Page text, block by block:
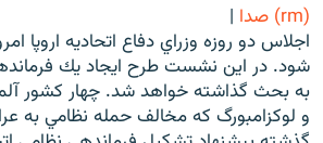
فرکانس‌ها
گزارش‌های تصویری
گزارش‌های ویدئویی
زنان فردا
English
(rm) صدا
|
اجلاس دو روزه وزراي دفاع اتحاديه اروپا
شود. در اين نشست طرح ايجاد يك
به بحث گذاشته خواهد شد. چهار كشور
و لوكزامبورگ كه مخالف حمله نظامي به